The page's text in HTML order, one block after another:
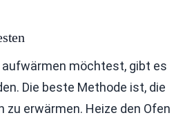
aufwärmen möchtest, gibt es
Die beste Methode ist, die
zu erwärmen. Heize den Ofen